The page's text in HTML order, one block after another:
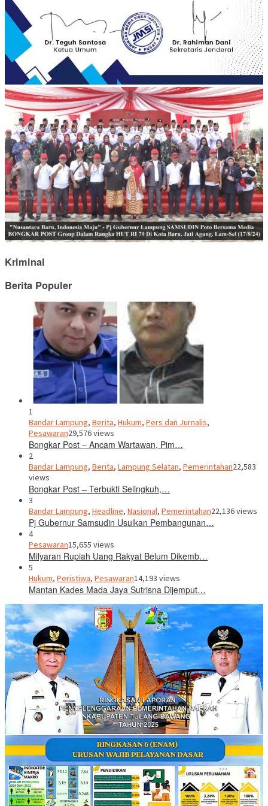
Kriminal
Berita Populer
1
Bandar Lampung, Berita, Hukum, Pers dan Jurnalis,
Pesawaran29,576 views
Bongkar Post – Ancam Wartawan, Pim…
2
Bandar Lampung, Berita, Lampung Selatan, Pemerintahan22,583
views
Bongkar Post – Terbukti Selingkuh,…
3
Bandar Lampung, Headline, Nasional, Pemerintahan22,136 views
Pj Gubernur Samsudin Usulkan Pembangunan…
4
Pesawaran15,655 views
Milyaran Rupiah Uang Rakyat Belum Dikemb…
5
Hukum, Peristiwa, Pesawaran14,193 views
Mantan Kades Mada Jaya Sutrisna Dijemput…